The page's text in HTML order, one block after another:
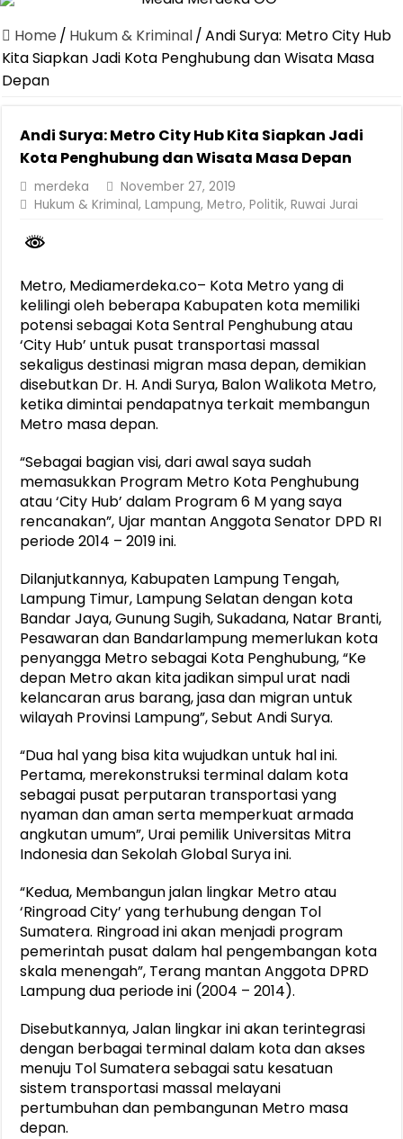
Canangkan Desa TAPIS dan Luncurkan Sekolah Lansia di
Pemprov Lampung Berhasil Kendalikan Inflasi, Jadi Provinsi
Pemprov Lampung Perkuat Pembangunan Rumah Layak Huni
Pastikan Pelayanan Maksimal, Direksi Jasa Raharja Tinjau Korban
Jasa Raharja Jamin Seluruh Korban Kebakaran KM Mutiara
Gubernur Mirza Ajak IAI Darul Fattah Cetak SDM Adaptif
Home / Hukum & Kriminal/Andi Surya: Metro City Hub
Kita Siapkan Jadi Kota Penghubung dan Wisata Masa
Depan
Andi Surya: Metro City Hub Kita Siapkan Jadi
Kota Penghubung dan Wisata Masa Depan
merdeka
November 27, 2019
Hukum & Kriminal,Lampung,Metro,Politik,Ruwai Jurai
Metro, Mediamerdeka.co– Kota Metro yang di
kelilingi oleh beberapa Kabupaten kota memiliki
potensi sebagai Kota Sentral Penghubung atau
‘City Hub’ untuk pusat transportasi massal
sekaligus destinasi migran masa depan, demikian
disebutkan Dr. H. Andi Surya, Balon Walikota Metro,
ketika dimintai pendapatnya terkait membangun
Metro masa depan.
“Sebagai bagian visi, dari awal saya sudah
memasukkan Program Metro Kota Penghubung
atau ‘City Hub’ dalam Program 6 M yang saya
rencanakan”, Ujar mantan Anggota Senator DPD RI
periode 2014 – 2019 ini.
Dilanjutkannya, Kabupaten Lampung Tengah,
Lampung Timur, Lampung Selatan dengan kota
Bandar Jaya, Gunung Sugih, Sukadana, Natar Branti,
Pesawaran dan Bandarlampung memerlukan kota
penyangga Metro sebagai Kota Penghubung, “Ke
depan Metro akan kita jadikan simpul urat nadi
kelancaran arus barang, jasa dan migran untuk
wilayah Provinsi Lampung”, Sebut Andi Surya.
“Dua hal yang bisa kita wujudkan untuk hal ini.
Pertama, merekonstruksi terminal dalam kota
sebagai pusat perputaran transportasi yang
nyaman dan aman serta memperkuat armada
angkutan umum”, Urai pemilik Universitas Mitra
Indonesia dan Sekolah Global Surya ini.
“Kedua, Membangun jalan lingkar Metro atau
‘Ringroad City’ yang terhubung dengan Tol
Sumatera. Ringroad ini akan menjadi program
pemerintah pusat dalam hal pengembangan kota
skala menengah”, Terang mantan Anggota DPRD
Lampung dua periode ini (2004 – 2014).
Disebutkannya, Jalan lingkar ini akan terintegrasi
dengan berbagai terminal dalam kota dan akses
menuju Tol Sumatera sebagai satu kesatuan
sistem transportasi massal melayani
pertumbuhan dan pembangunan Metro masa
depan.